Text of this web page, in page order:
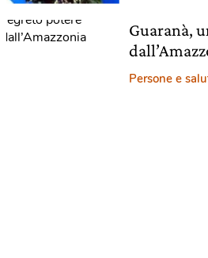
Guaranà,
Persone e